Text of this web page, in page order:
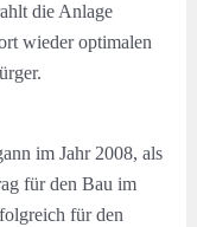
die Anlage
wieder optimalen
im Jahr 2008, als
für den Bau im
für den